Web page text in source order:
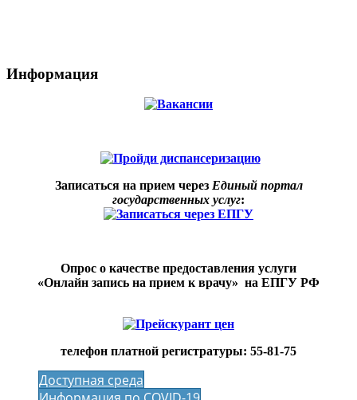
Информация
Записаться на прием через Единый портал
государственных услуг:
Опрос о качестве предоставления услуги
«Онлайн запись на прием к врачу» на ЕПГУ РФ
телефон платной регистратуры: 55-81-75
Доступная среда